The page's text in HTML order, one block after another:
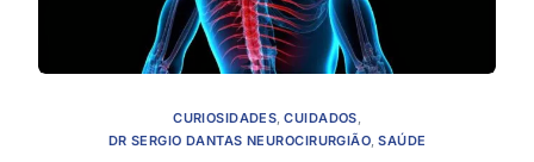
CURIOSIDADES,CUIDADOS,
DR SERGIO DANTAS NEUROCIRURGIÃO,SAÚDE